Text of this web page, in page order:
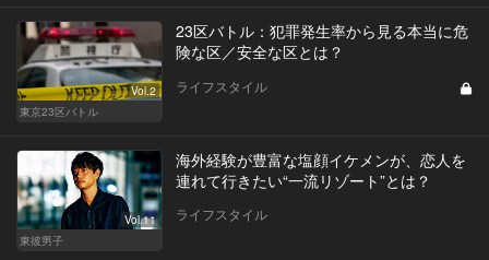
Vol.2
東京23区バトル
23区バトル：犯罪発生率から見る本当に危
険な区／安全な区とは？
ライフスタイル
Vol.11
東彼男子
海外経験が豊富な塩顔イケメンが、恋人を
連れて行きたい“一流リゾート”とは？
ライフスタイル